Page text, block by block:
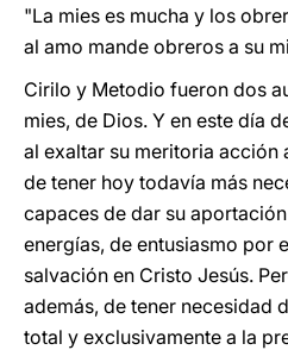
"La mies es mucha y los
al amo mande obreros a su
Cirilo y Metodio fueron dos
mies, de Dios. Y en este día
al exaltar su meritoria acción
de tener hoy todavía más
capaces de dar su
energías, de entusiasmo por
salvación en Cristo Jesús.
además, de tener necesidad
total y exclusivamente a la